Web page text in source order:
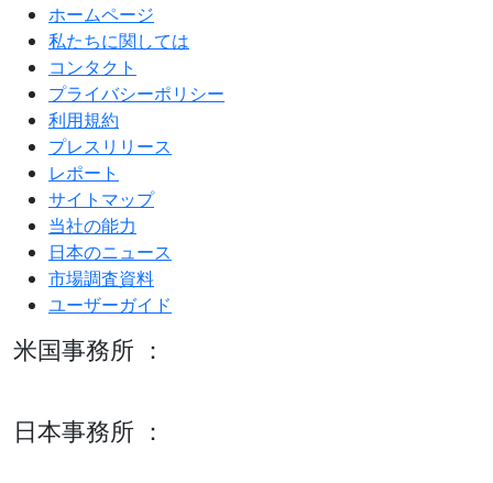
ホームページ
私たちに関しては
コンタクト
プライバシーポリシー
利用規約
プレスリリース
レポート
サイトマップ
当社の能力
日本のニュース
市場調査資料
ユーザーガイド
米国事務所 ：
日本事務所 ：